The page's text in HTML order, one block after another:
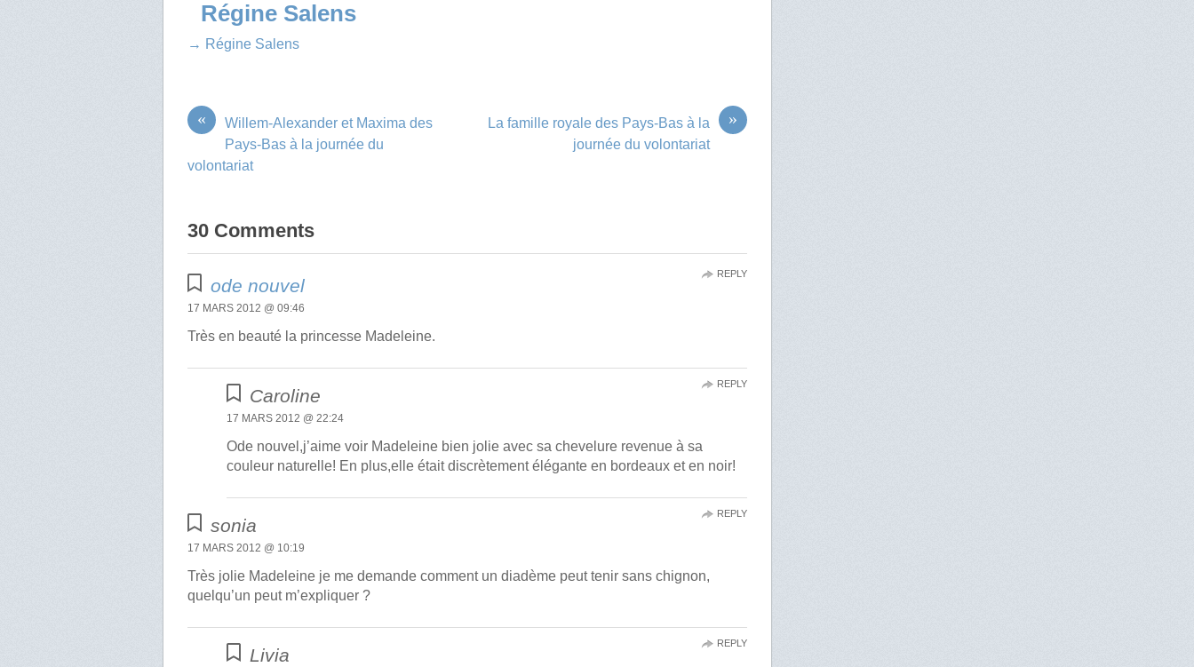
Régine Salens
→ Régine Salens
«
Willem-Alexander et Maxima des
Pays-Bas à la journée du
volontariat
»
La famille royale des Pays-Bas à la
journée du volontariat
30 Comments
ode nouvel
17 MARS 2012 @ 09:46
Très en beauté la princesse Madeleine.
REPLY
Caroline
17 MARS 2012 @ 22:24
Ode nouvel,j’aime voir Madeleine bien jolie avec sa chevelure revenue à sa
couleur naturelle! En plus,elle était discrètement élégante en bordeaux et en noir!
REPLY
sonia
17 MARS 2012 @ 10:19
Très jolie Madeleine je me demande comment un diadème peut tenir sans chignon,
quelqu’un peut m’expliquer ?
REPLY
Livia
REPLY